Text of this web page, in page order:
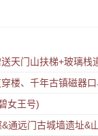
天门山扶梯+玻璃栈
楼、千年古镇磁器
女王号)
通远门古城墙遗址&